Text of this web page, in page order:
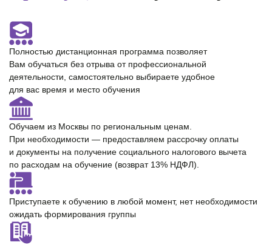
Полностью дистанционная программа позволяет
Вам обучаться без отрыва от профессиональной
деятельности, самостоятельно выбираете удобное
для вас время и место обучения
Обучаем из Москвы по региональным ценам.
При необходимости — предоставляем рассрочку оплаты
и документы на получение cоциального налогового вычета
по расходам на обучение (возврат 13% НДФЛ).
Приступаете к обучению в любой момент, нет необходимости
ожидать формирования группы